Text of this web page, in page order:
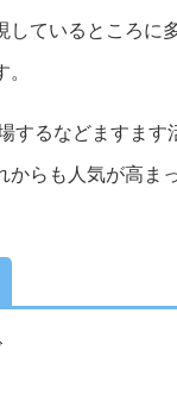
しているところに
するなどますます
からも人気が高ま